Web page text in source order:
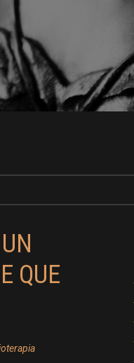
QUE